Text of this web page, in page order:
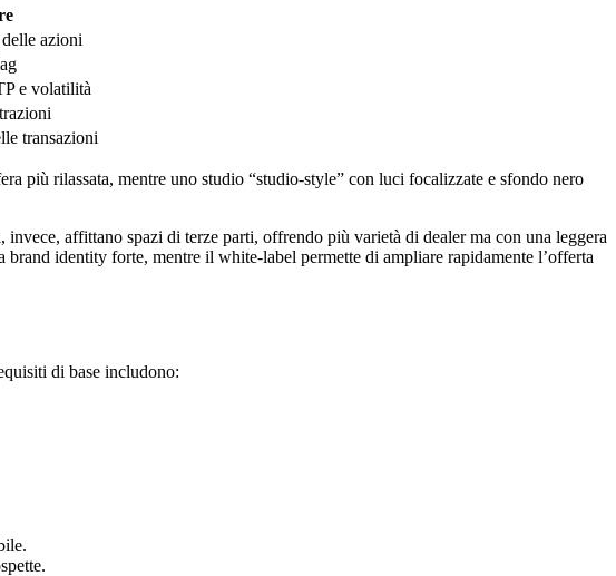
azioni
e volatilità
transazioni
più rilassata, mentre uno studio “studio‑style” con luci focalizzate e sfondo nero
affittano spazi di terze parti, offrendo più varietà di dealer ma con una leggera
identity forte, mentre il white‑label permette di ampliare rapidamente l’offerta
di base includono: